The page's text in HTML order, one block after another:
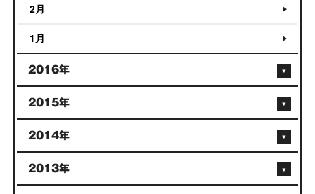
2月
1月
2016年
2015年
2014年
2013年